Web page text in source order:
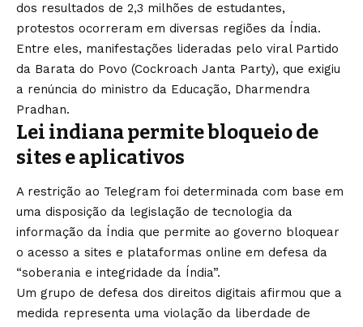
dos resultados de 2,3 milhões de estudantes,
protestos ocorreram em diversas regiões da Índia.
Entre eles, manifestações lideradas pelo viral Partido
da Barata do Povo (Cockroach Janta Party), que exigiu
a renúncia do ministro da Educação, Dharmendra
Pradhan.
Lei indiana permite bloqueio de
sites e aplicativos
A restrição ao Telegram foi determinada com base em
uma disposição da legislação de tecnologia da
informação da Índia que permite ao governo bloquear
o acesso a sites e plataformas online em defesa da
“soberania e integridade da Índia”.
Um grupo de defesa dos direitos digitais afirmou que a
medida representa uma violação da liberdade de